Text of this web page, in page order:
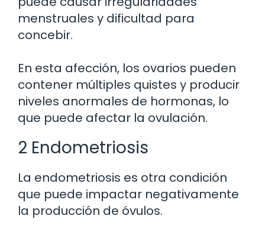
menstruales y dificultad para
concebir.
En esta afección, los ovarios pueden
contener múltiples quistes y producir
niveles anormales de hormonas, lo
que puede afectar la ovulación.
2 Endometriosis
La endometriosis es otra condición
que puede impactar negativamente
la producción de óvulos.